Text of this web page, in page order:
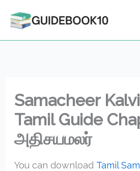
Samacheer
Tamil Guide
அதிசயமலர்
You can download Tamil